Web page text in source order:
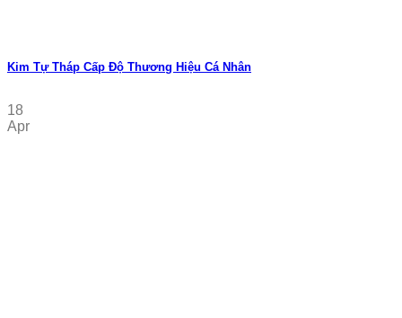
Kim Tự Tháp Cấp Độ Thương Hiệu Cá Nhân
18
Apr